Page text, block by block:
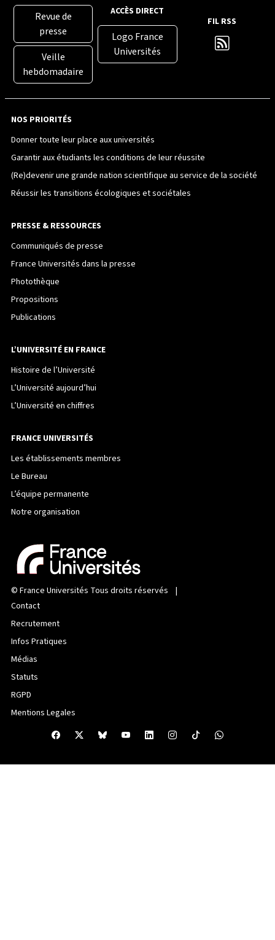
Revue de
presse
Veille
hebdomadaire
ACCÈS DIRECT
Logo France
Universités
FIL RSS
NOS PRIORITÉS
Donner toute leur place aux universités
Garantir aux étudiants les conditions de leur réussite
(Re)devenir une grande nation scientifique au service de la société
Réussir les transitions écologiques et sociétales
PRESSE & RESSOURCES
Communiqués de presse
France Universités dans la presse
Photothèque
Propositions
Publications
L’UNIVERSITÉ EN FRANCE
Histoire de l’Université
L’Université aujourd’hui
L’Université en chiffres
FRANCE UNIVERSITÉS
Les établissements membres
Le Bureau
L’équipe permanente
Notre organisation
© France Universités Tous droits réservés |
Contact
Recrutement
Infos Pratiques
Médias
Statuts
RGPD
Mentions Legales